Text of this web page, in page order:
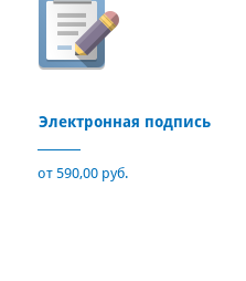
Электронная подпись
от 590,00 руб.